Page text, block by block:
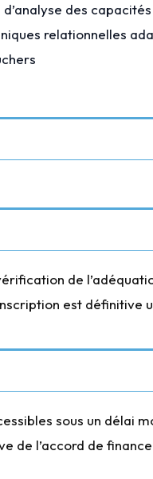
des
relationnelles
de
est définitive
sous un délai
de l’accord de